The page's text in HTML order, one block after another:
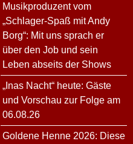
Musikproduzent vom
„Schlager-Spaß mit Andy
Borg“: Mit uns sprach er
über den Job und sein
Leben abseits der Shows
„Inas Nacht“ heute: Gäste
und Vorschau zur Folge am
06.08.26
Goldene Henne 2026: Diese